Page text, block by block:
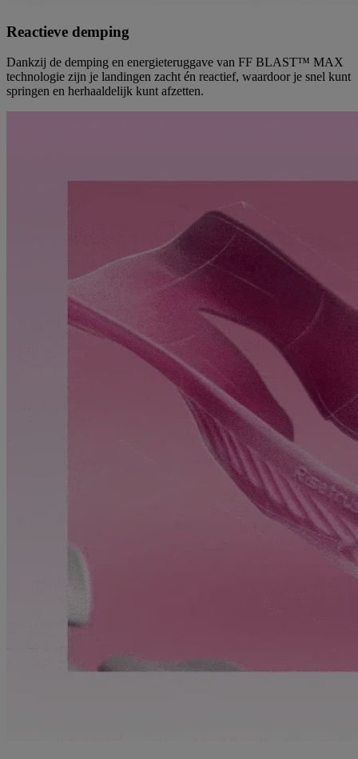
Reactieve demping
Dankzij de demping en energieteruggave van FF BLAST™ MAX
technologie zijn je landingen zacht én reactief, waardoor je snel kunt
springen en herhaaldelijk kunt afzetten.